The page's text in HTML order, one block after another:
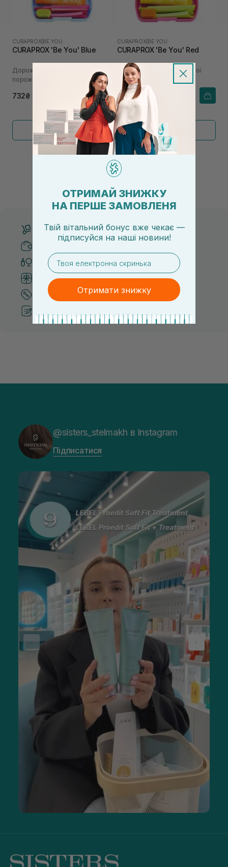
CURAPROX BE YOU
CURAPROX 'Be You' Blue
Дорожній набір для ротової
порожнини
732₴
CURAPROX BE YOU
CURAPROX 'Be You' Red
Дорожній набір для ротової
порожнини
732₴
Показати більше
1 2
Безкоштовна доставка від 3000 UAH
Тільки оригінальна косметика
Система бонусів та лояльності
Кращі ціни та топ товари
@sisters_stelmakh в Instagram
Підписатися
ОТРИМАЙ ЗНИЖКУ
НА ПЕРШЕ ЗАМОВЛЕНЯ
Твій вітальний бонус вже чекає —
підписуйся на наші новини!
email
Отримати знижку